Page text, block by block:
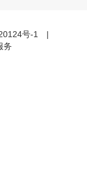
号-1
|
务